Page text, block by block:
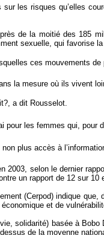
les risques qu’elles
de la moitié des
sexuelle, qui favorise
ces mouvements
la mesure où ils vivent
a dit Rousselot.
les femmes qui, pour
plus accès à
selon le dernier
un rapport de 12 sur 10
(Cerpod) indique
et de
solidarité) basée à
de la moyenne